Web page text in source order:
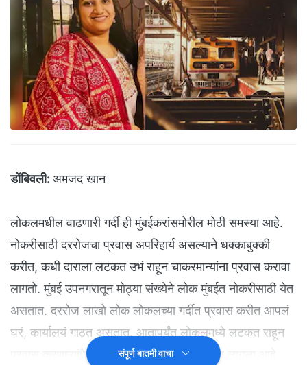
डोंबिवली: अमजद खान
लोकलमधील वाढणारी गर्दी ही मुंबईकरांसमोरील मोठी समस्या आहे.
नोकरीसाठी दररोजचा प्रवास अपरिहार्य असल्याने धक्काबुक्की
करीत, कधी दाराला लटकत उभं राहून चाकरमान्यांना प्रवास करावा
लागतो. मुंबई उपनगरातून मोठ्या संख्येने लोक मुंबईत नोकरीसाठी येत
असतात. दररोज लाखो लोक लोकलच्या गर्दीत प्रवास करीत आपलं
घरं, कार्यालयं गाठत असतात. आतापर्यंत लोकलमध्ये लटकत राहून
प्रवास करणाऱ्यांपैकी अनेकांना आपला जीव गमवावा लागला आहे.
संपूर्ण बातमी वाचा